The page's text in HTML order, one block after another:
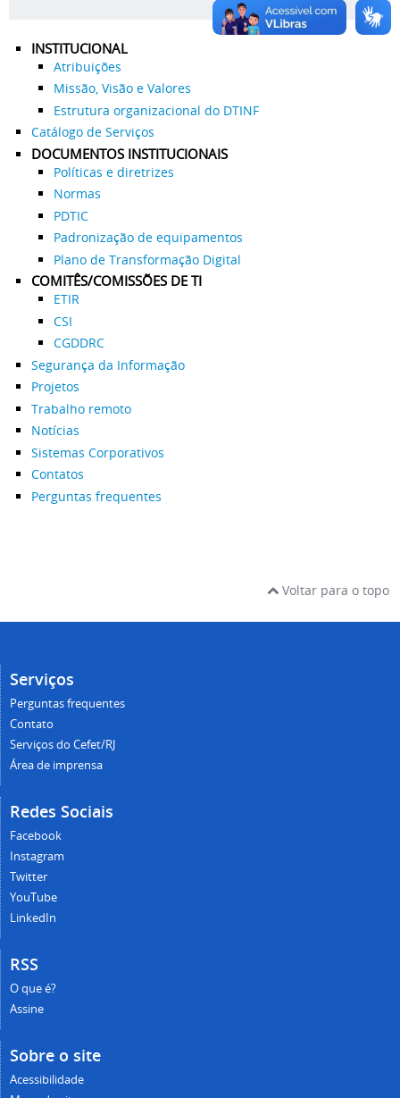
INSTITUCIONAL
Atribuições
Missão, Visão e Valores
Estrutura organizacional do DTINF
Catálogo de Serviços
DOCUMENTOS INSTITUCIONAIS
Políticas e diretrizes
Normas
PDTIC
Padronização de equipamentos
Plano de Transformação Digital
COMITÊS/COMISSÕES DE TI
ETIR
CSI
CGDDRC
Segurança da Informação
Projetos
Trabalho remoto
Notícias
Sistemas Corporativos
Contatos
Perguntas frequentes
Voltar para o topo
Serviços
Perguntas frequentes
Contato
Serviços do Cefet/RJ
Área de imprensa
Redes Sociais
Facebook
Instagram
Twitter
YouTube
LinkedIn
RSS
O que é?
Assine
Sobre o site
Acessibilidade